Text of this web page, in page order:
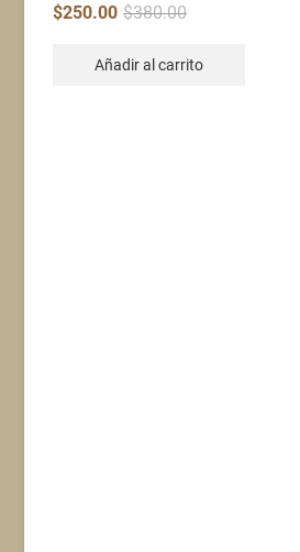
$380.00
$250.00
Añadir al carrito